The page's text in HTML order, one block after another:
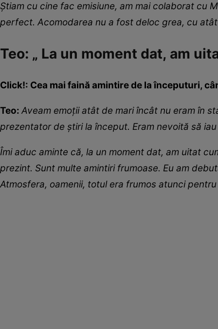
Știam cu cine fac emisiune, am mai colaborat cu
perfect. Acomodarea nu a fost deloc grea, cu atâ
Teo: „ La un moment dat, am
Click!: Cea mai faină amintire de la începuturi,
Teo: Aveam emoții atât de mariîncât nu eram în
prezentator de știri la început. Eram nevoită să
Îmi aduc aminte că, la un moment dat, am uitat
prezint. Sunt multe amintiri frumoase. Eu am
Atmosfera, oamenii, totul era frumos atunci